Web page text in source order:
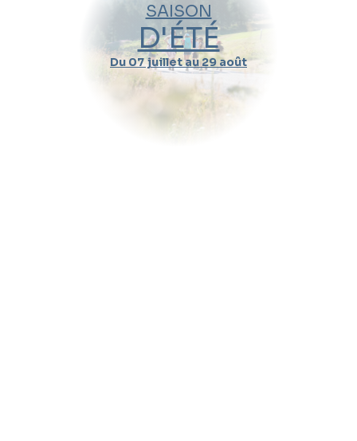
SAISON
D'ÉTÉ
Du 07 juillet au 29 août